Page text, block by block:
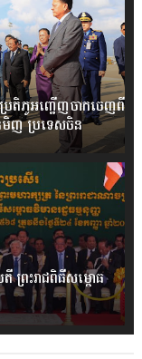
តិភូអញ្ជើញចាកចេញពី
មិញ ប្រទេសចិន
ព្រះរាជពិធីសម្ពោធ